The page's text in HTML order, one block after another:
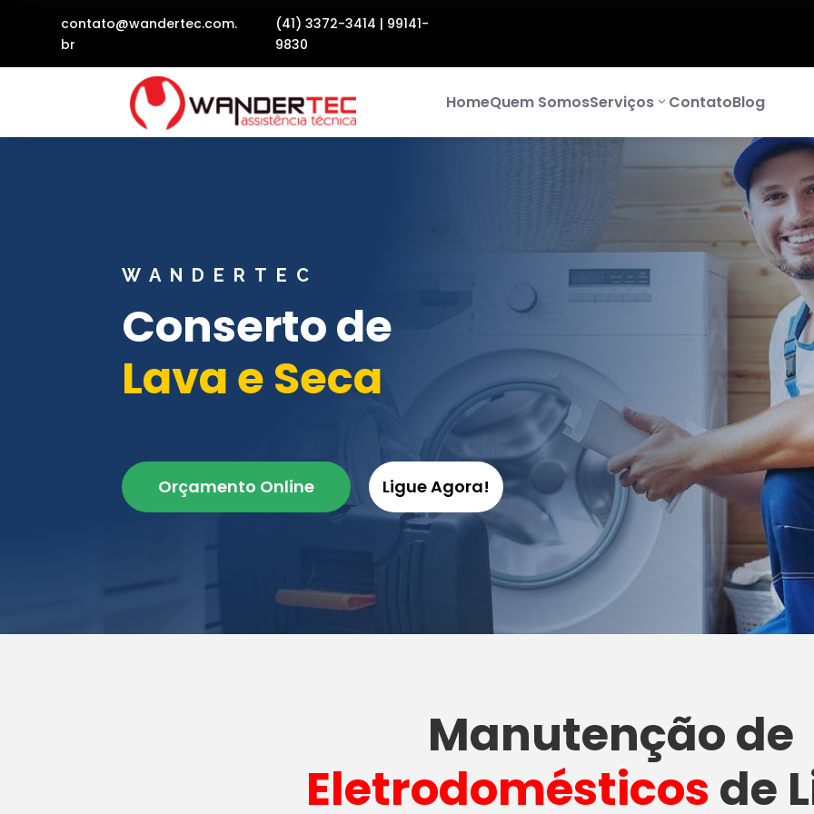
contato@wandertec.com.
br
(41) 3372-3414 | 99141-
9830
HomeQuem SomosServiços ContatoBlog
WANDERTEC
Conserto de
Lava e Seca
Orçamento Online Ligue Agora!
Manutençãode
Eletrodomésticos de